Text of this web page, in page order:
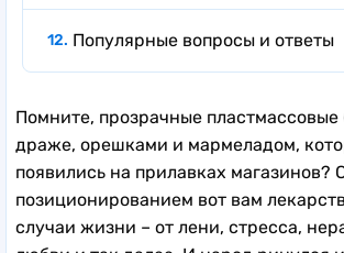
Популярные вопросы и ответы
Помните, прозрачные пластмассовые
драже, орешками и мармеладом,
появились на прилавках магазинов?
позиционированием вот вам
случаи жизни – от лени, стресса,